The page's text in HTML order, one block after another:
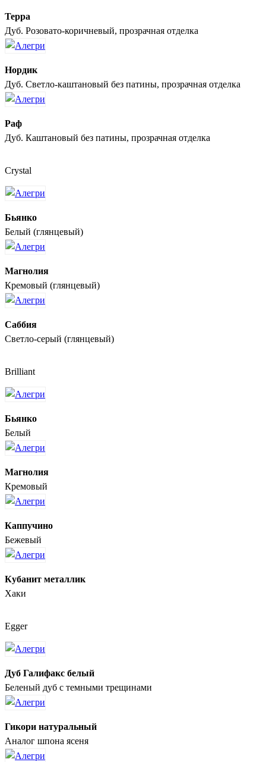
Терра
Дуб. Розовато-коричневый, прозрачная отделка
Нордик
Дуб. Светло-каштановый без патины, прозрачная отделка
Раф
Дуб. Каштановый без патины, прозрачная отделка
Crystal
Бьянко
Белый (глянцевый)
Магнолия
Кремовый (глянцевый)
Саббия
Светло-серый (глянцевый)
Brilliant
Бьянко
Белый
Магнолия
Кремовый
Каппучино
Бежевый
Кубанит металлик
Хаки
Egger
Дуб Галифакс белый
Беленый дуб с темными трещинами
Гикори натуральный
Аналог шпона ясеня